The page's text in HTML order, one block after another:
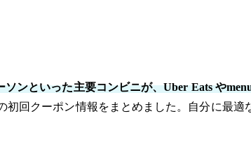
ンといった主要コンビニが、Uber Eats や
回クーポン情報をまとめました。自分に最適